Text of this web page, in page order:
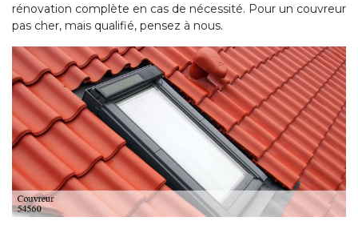
rénovation complète en cas de nécessité. Pour un couvreur
pas cher, mais qualifié, pensez à nous.